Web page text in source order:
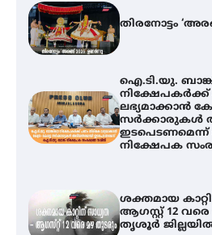
തിരനോട്ടം
ഐ.ടി.യു.
നിക്ഷേപകർക്ക്
ലഭ്യമാക്കാൻ
സർക്കാരുകൾ
നിക്ഷേപക
ശക്തമായ
ആഗസ്റ്റ് 12
തൃശൂർ